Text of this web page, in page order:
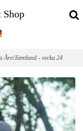
Shop
Åre/Jämtland - vecka 24